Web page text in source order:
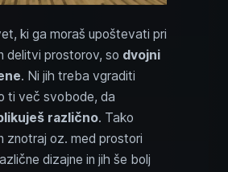
ki ga moraš upoštevati pri
delitvi prostorov, so dvojni
. Ni jih treba vgraditi
ti več svobode, da
različno. Tako
znotraj oz. med prostori
dizajne in jih še bolj